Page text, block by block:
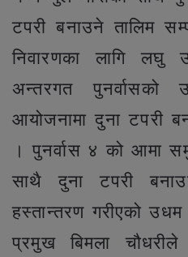
टपरी बनाउने तालिम
निवारणका लागि लघु
अन्तरगत पुनर्वासको
आयोजनामा दुना टपरी
। पुनर्वास ४ को आमा
साथै दुना टपरी
हस्तान्तरण गरीएको उधम
प्रमुख बिमला